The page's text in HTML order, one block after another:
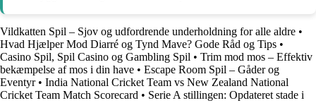
Vildkatten Spil – Sjov og udfordrende underholdning for alle aldre •
Hvad Hjælper Mod Diarré og Tynd Mave? Gode Råd og Tips •
Casino Spil, Spil Casino og Gambling Spil • Trim mod mos – Effektiv
bekæmpelse af mos i din have • Escape Room Spil – Gåder og
Eventyr• India National Cricket Team vs New Zealand National
Cricket Team Match Scorecard • Serie A stillingen: Opdateret stade i